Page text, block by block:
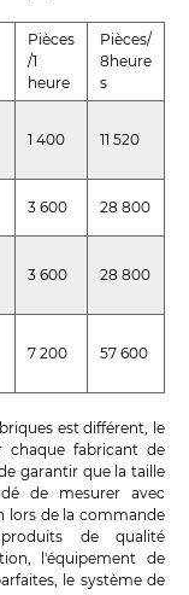
Pièces
/1
heure
Pièces/
8heure
s
1 400 11 520
3 600 28 800
3 600 28 800
7 200 57 600
est différent, le
chaque fabricant de
garantir que la taille
de mesurer avec
lors de la commande
de qualité
l'équipement de
le système de